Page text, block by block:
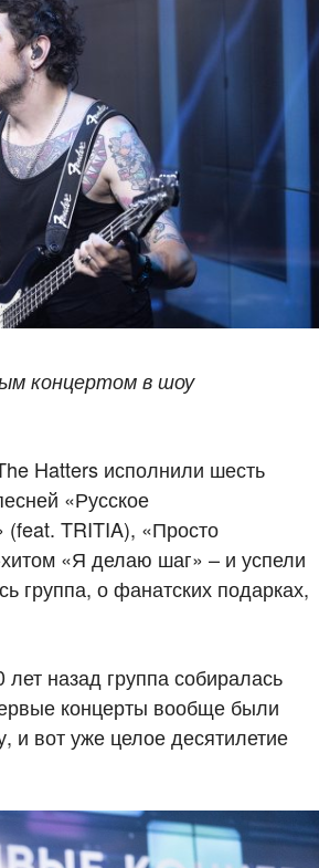
концертом в шоу
Hatters исполнили шесть
«Русское
(feat. TRITIA), «Просто
«Я делаю шаг» – и успели
группа, о фанатских подарках,
назад группа собиралась
концерты вообще были
и вот уже целое десятилетие